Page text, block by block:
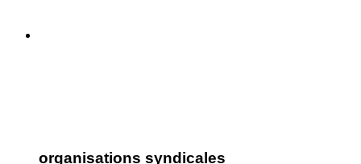
organisations syndicales